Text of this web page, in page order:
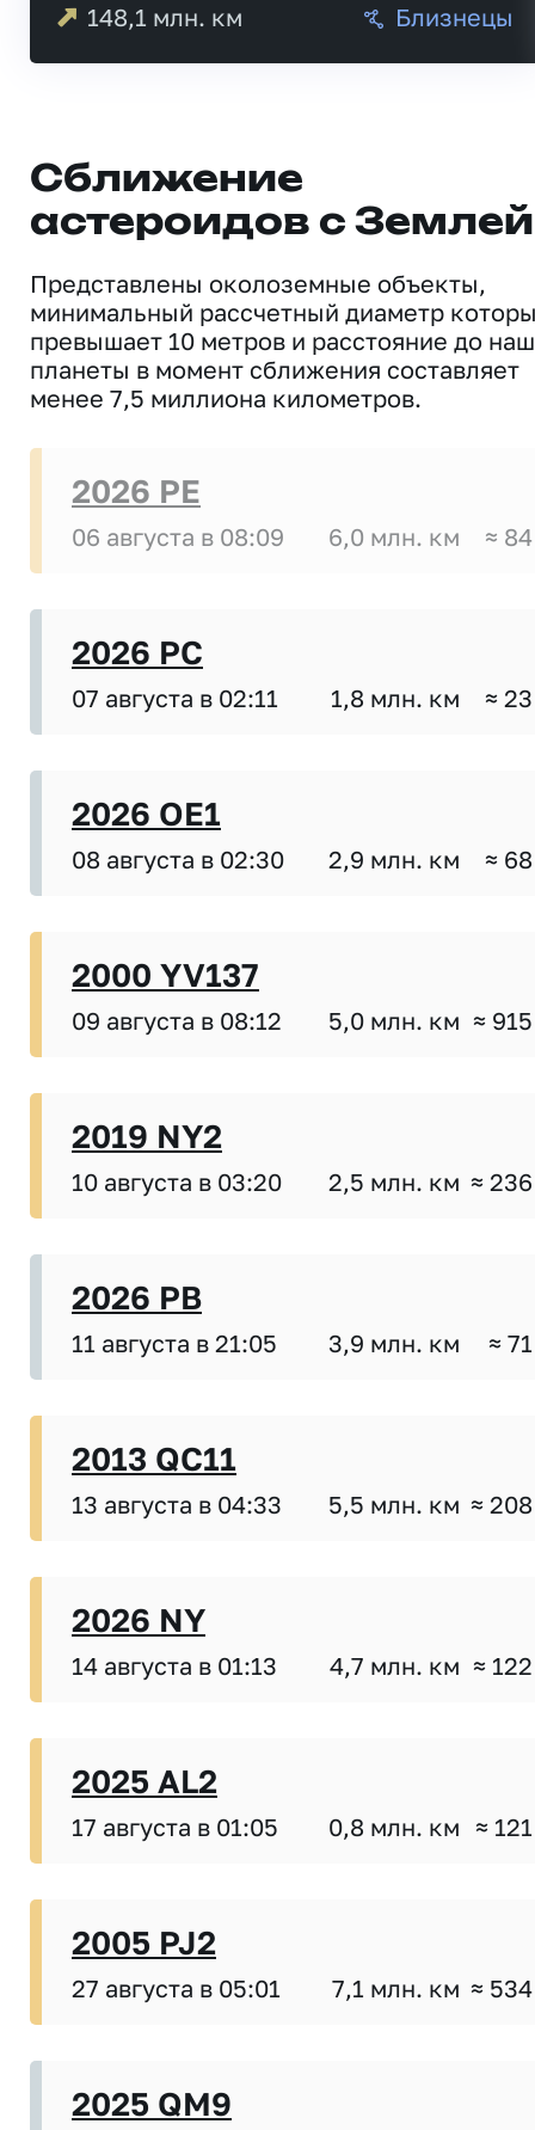
148,1 млн. км Близнецы
Сближение
астероидов с Землей
Представлены околоземные объекты,
минимальный рассчетный диаметр
превышает 10 метров и расстояние до
планеты в момент сближения составляет
менее 7,5 миллиона километров.
2026 PE
06 августа в 08:09 6,0 млн. км ≈
2026 PC
07 августа в 02:11 1,8 млн. км ≈
2026 OE1
08 августа в 02:30 2,9 млн. км ≈
2000 YV137
09 августа в 08:12 5,0 млн. км ≈
2019 NY2
10 августа в 03:20 2,5 млн. км ≈
2026 PB
11 августа в 21:05 3,9 млн. км ≈
2013 QC11
13 августа в 04:33 5,5 млн. км ≈
2026 NY
14 августа в 01:13 4,7 млн. км ≈
2025 AL2
17 августа в 01:05 0,8 млн. км ≈
2005 PJ2
27 августа в 05:01 7,1 млн. км ≈
2025 QM9